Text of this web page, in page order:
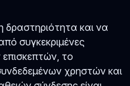
δραστηριότητα και να
συγκεκριμένες
επισκεπτών, το
χρηστών και